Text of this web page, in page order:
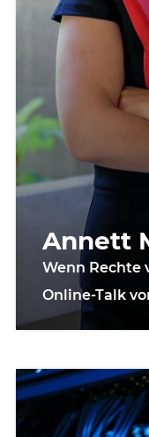
Annett
Wenn Rechte
Online-Talk